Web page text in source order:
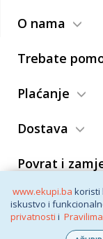
www.ekupi.ba koristi
iskustvo i
privatnosti i
O nama
Trebate
Plaćanje
Dostava
Povrat i
Opći uslovi